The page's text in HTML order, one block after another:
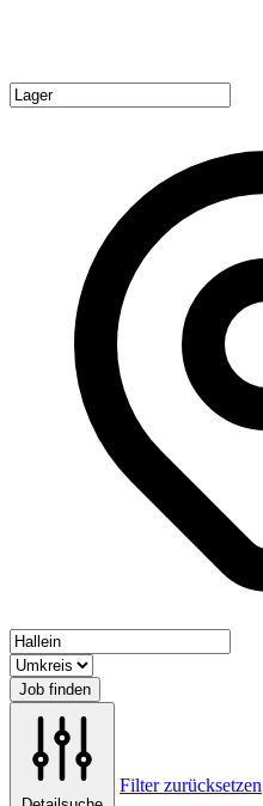
Job finden
Filter zurücksetzen